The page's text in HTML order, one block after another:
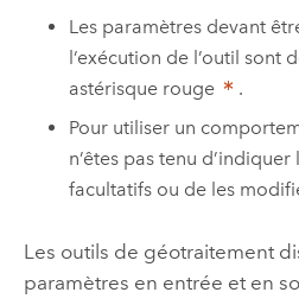
Les paramètres devant
l’exécution de l’outil sont
astérisque rouge
.
Pour utiliser un
n’êtes pas tenu
facultatifs ou de les
Les outils de géotraitement
paramètres en entrée et en